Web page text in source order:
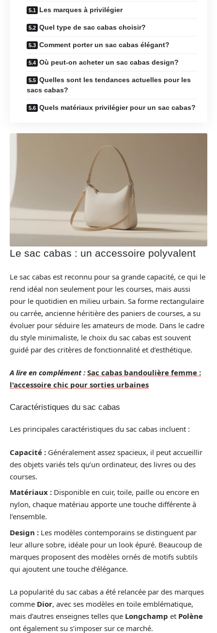
Les marques à privilégier
Quel type de sac cabas choisir?
Comment porter un sac cabas élégant?
Où peut-on acheter un sac cabas design?
Quelles sont les tendances actuelles pour les
sacs cabas?
Quels matériaux privilégier pour un sac cabas?
Le sac cabas : un accessoire polyvalent
Le sac cabas est reconnu pour sa grande capacité, ce qui le
rend idéal non seulement pour les courses, mais aussi
pour le quotidien en milieu urbain. Sa forme rectangulaire
ou carrée, ancienne héritière des paniers de courses, a su
évoluer pour séduire les amateurs de mode. Dans le cadre
du style minimaliste, le choix du sac cabas est souvent
guidé par des critères de fonctionnalité et d’esthétique.
A lire en complément : Sac cabas bandoulière femme :
l'accessoire chic pour sorties urbaines
Caractéristiques du sac cabas
Les principales caractéristiques du sac cabas incluent :
Capacité : Généralement assez spacieux, il peut accueillir
des objets variés tels qu’un ordinateur, des livres ou des
courses.
Matériaux : Disponible en cuir, toile, paille ou encore en
nylon, chaque matériau apporte une touche différente à
l’ensemble.
Design : Les modèles contemporains se distinguent par
leur allure sobre, idéale pour un look épuré. Beaucoup de
marques proposent des modèles ornés de motifs subtils
qui ajoutent une touche d’élégance.
La popularité du sac cabas a été relancée par des marques
comme Dior, avec ses modèles en toile emblématique,
mais d’autres enseignes telles que Longchamp et Polène
ont également su s’imposer sur ce marché.